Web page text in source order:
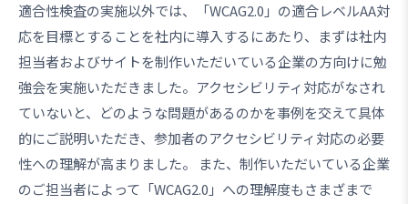
適合性検査の実施以外では、「WCAG2.0」の適合レベルAA対
応を目標とすることを社内に導入するにあたり、まずは社内
担当者およびサイトを制作いただいている企業の方向けに勉
強会を実施いただきました。アクセシビリティ対応がなされ
ていないと、どのような問題があるのかを事例を交えて具体
的にご説明いただき、参加者のアクセシビリティ対応の必要
性への理解が高まりました。 また、制作いただいている企業
のご担当者によって「WCAG2.0」への理解度もさまざまで